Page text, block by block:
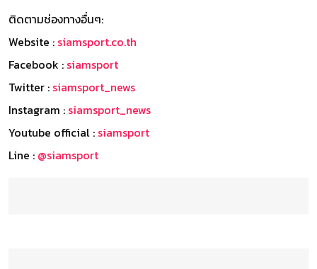
ติดตามช่องทางอื่นๆ:
Website : siamsport.co.th
Facebook : siamsport
Twitter : siamsport_news
Instagram : siamsport_news
Youtube official : siamsport
Line : @siamsport